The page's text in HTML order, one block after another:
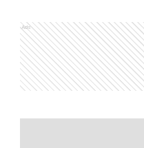
Ads